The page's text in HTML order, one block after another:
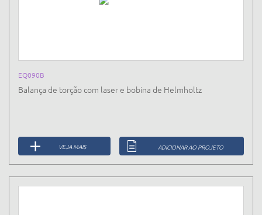
EQ090B
Balança de torção com laser e bobina de Helmholtz
VEJA MAIS ADICIONAR AO PROJETO